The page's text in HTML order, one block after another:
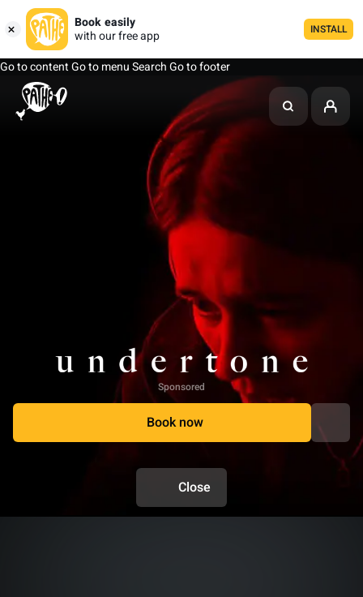
Book easily
with our free app
INSTALL
Go to contentGo to menuSearchGo to footer
Sponsored
Book now
Close